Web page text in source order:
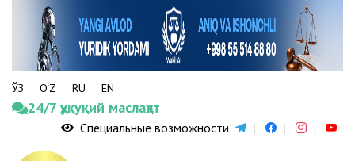
ЎЗ O‘Z RU EN
24/7 ҳуқуқий маслаҳат
Специальные возможности